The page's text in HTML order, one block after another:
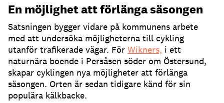
En möjlighet att förlänga säsongen
Satsningen bygger vidare på kommunens arbete
med att undersöka möjligheterna till cykling
utanför trafikerade vägar. För Wikners, i ett
naturnära boende i Persåsen söder om Östersund,
skapar cyklingen nya möjligheter att förlänga
säsongen. Orten är sedan tidigare känd för sin
populära kälkbacke.